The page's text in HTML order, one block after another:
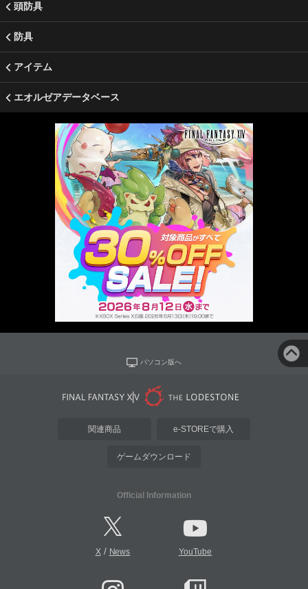
頭防具
防具
アイテム
エオルゼアデータベース
パソコン版へ
関連商品 e-STOREで購入
ゲームダウンロード
Official Information
X/ News YouTube